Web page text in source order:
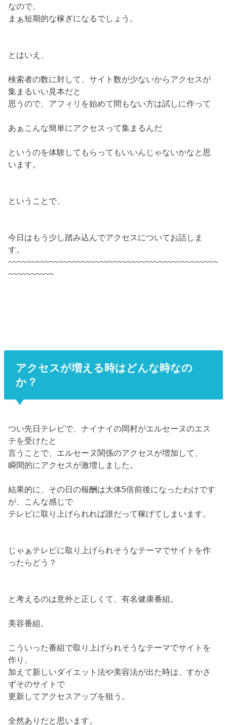
なので、
まぁ短期的な稼ぎになるでしょう。
とはいえ、
検索者の数に対して、サイト数が少ないからアクセスが
集まるいい見本だと
思うので、アフィリを始めて間もない方は試しに作って
あぁこんな簡単にアクセスって集まるんだ
というのを体験してもらってもいいんじゃないかなと思
います。
ということで、
今日はもう少し踏み込んでアクセスについてお話しま
す。
~~~~~~~~~~~~~~~~~~~~~~~~~~~~~~~~~~~~~~~~~~~~~~
~~~~~~~~~~
アクセスが増える時はどんな時なの
か？
つい先日テレビで、ナイナイの岡村がエルセーヌのエス
テを受けたと
言うことで、エルセーヌ関係のアクセスが増加して、
瞬間的にアクセスが激増しました。
結果的に、その日の報酬は大体5倍前後になったわけです
が、こんな感じで
テレビに取り上げられれば誰だって稼げてしまいます。
じゃぁテレビに取り上げられそうなテーマでサイトを作
ったらどう？
と考えるのは意外と正しくて、有名健康番組。
美容番組。
こういった番組で取り上げられそうなテーマでサイトを
作り、
加えて新しいダイエット法や美容法が出た時は、すかさ
ずそのサイトで
更新してアクセスアップを狙う。
全然ありだと思います。